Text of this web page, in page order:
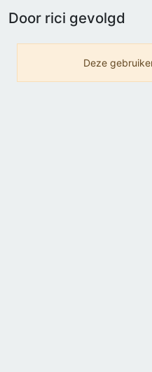
Door rici gevolgd
Deze